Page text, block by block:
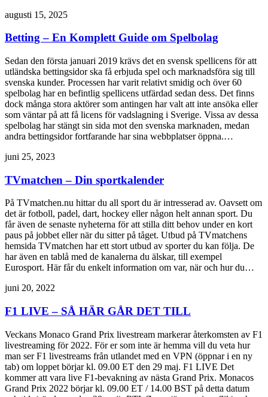
augusti 15, 2025
Betting – En Komplett Guide om Spelbolag
Sedan den första januari 2019 krävs det en svensk spellicens för att
utländska bettingsidor ska få erbjuda spel och marknadsföra sig till
svenska kunder. Processen har varit relativt smidig och över 60
spelbolag har en befintlig spellicens utfärdad sedan dess. Det finns
dock många stora aktörer som antingen har valt att inte ansöka eller
som väntar på att få licens för vadslagning i Sverige. Vissa av dessa
spelbolag har stängt sin sida mot den svenska marknaden, medan
andra bettingsidor fortfarande har sina webbplatser öppna.…
juni 25, 2023
TVmatchen – Din sportkalender
På TVmatchen.nu hittar du all sport du är intresserad av. Oavsett om
det är fotboll, padel, dart, hockey eller någon helt annan sport. Du
får även de senaste nyheterna för att stilla ditt behov under en kort
paus på jobbet eller när du sitter på tåget. Utbud på TVmatchens
hemsida TVmatchen har ett stort utbud av sporter du kan följa. De
har även en tablå med de kanalerna du älskar, till exempel
Eurosport. Här får du enkelt information om var, när och hur du…
juni 20, 2022
F1 LIVE – SÅ HÄR GÅR DET TILL
Veckans Monaco Grand Prix livestream markerar återkomsten av F1
livestreaming för 2022. För er som inte är hemma vill du veta hur
man ser F1 livestreams från utlandet med en VPN (öppnar i en ny
tab) om loppet börjar kl. 09.00 ET den 29 maj. F1 LIVE Det
kommer att vara live F1-bevakning av nästa Grand Prix. Monacos
Grand Prix 2022 börjar kl. 09.00 ET / 14.00 BST på detta datum